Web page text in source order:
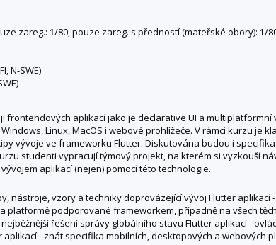
zareg.: 1/80, pouze zareg. s předností (mateřské obory): 1/
N-SWE)
aplikací jako je declarative UI a
Linux, MacOS i webové prohlížeče. V rámci kurzu je
vývoje ve frameworku Flutter. Diskutována budou i
studenti vypracují týmový projekt, na kterém si vyzkouší
aplikací (nejen) pomocí této technologie.
nástroje, vzory a techniky doprovázející vývoj Flutter
podporované frameworkem, případně na všech
řešení správy globálního stavu Flutter aplikací -
- znát specifika mobilních, desktopových a